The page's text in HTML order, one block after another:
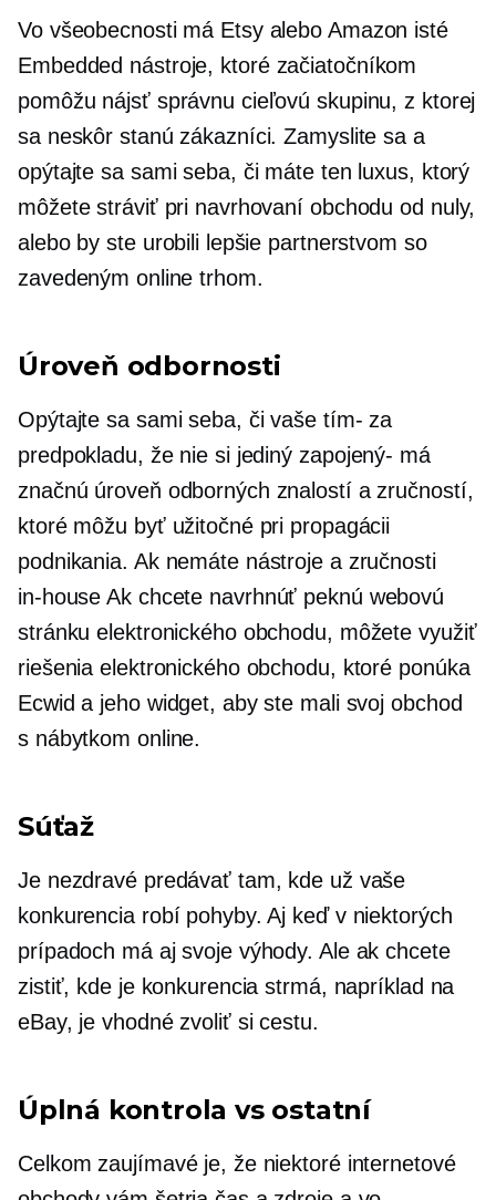
Vo všeobecnosti má Etsy alebo Amazon isté
Embedded nástroje, ktoré začiatočníkom
pomôžu nájsť správnu cieľovú skupinu, z ktorej
sa neskôr stanú zákazníci. Zamyslite sa a
opýtajte sa sami seba, či máte ten luxus, ktorý
môžete stráviť pri navrhovaní obchodu od nuly,
alebo by ste urobili lepšie partnerstvom so
zavedeným online trhom.
Úroveň odbornosti
Opýtajte sa sami seba, či vaše tím- za
predpokladu, že nie si jediný zapojený- má
značnú úroveň odborných znalostí a zručností,
ktoré môžu byť užitočné pri propagácii
podnikania. Ak nemáte nástroje a zručnosti
in-house Ak chcete navrhnúť peknú webovú
stránku elektronického obchodu, môžete využiť
riešenia elektronického obchodu, ktoré ponúka
Ecwid a jeho widget, aby ste mali svoj obchod
s nábytkom online.
Súťaž
Je nezdravé predávať tam, kde už vaše
konkurencia robí pohyby. Aj keď v niektorých
prípadoch má aj svoje výhody. Ale ak chcete
zistiť, kde je konkurencia strmá, napríklad na
eBay, je vhodné zvoliť si cestu.
Úplná kontrola vs ostatní
Celkom zaujímavé je, že niektoré internetové